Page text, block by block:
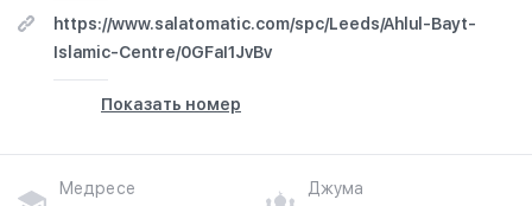
https://www.salatomatic.com/spc/Leeds/Ahlul-Bayt-
Islamic-Centre/0GFaI1JvBv
Показать номер
Медресе
Джума